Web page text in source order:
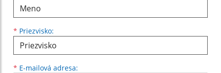
* Priezvisko:
* E-mailová adresa: